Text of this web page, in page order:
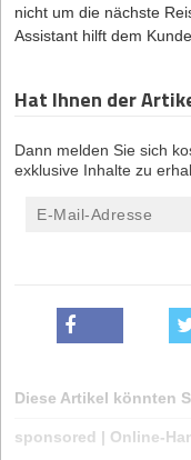
nicht um die nächste
Assistant hilft dem
Hat Ihnen der
Dann melden Sie sich
exklusive Inhalte zu
Diese Artikel könnten
sponsored | Online-